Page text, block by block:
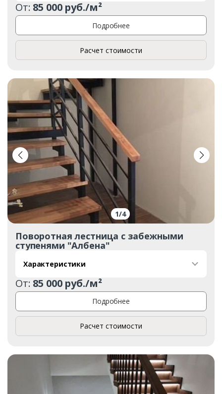
Заказать
Ваше имя*
Ваш телефон*
От: 85 000 руб./м²
Подробнее
Расчет стоимости
1/4
Поворотная лестница с забежными
ступенями "Албена"
Характеристики
От: 85 000 руб./м²
Подробнее
Расчет стоимости